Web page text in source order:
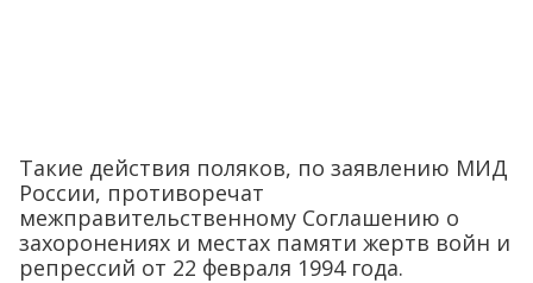
Такие действия поляков, по заявлению МИД
России, противоречат
межправительственному Соглашению о
захоронениях и местах памяти жертв войн и
репрессий от 22 февраля 1994 года.